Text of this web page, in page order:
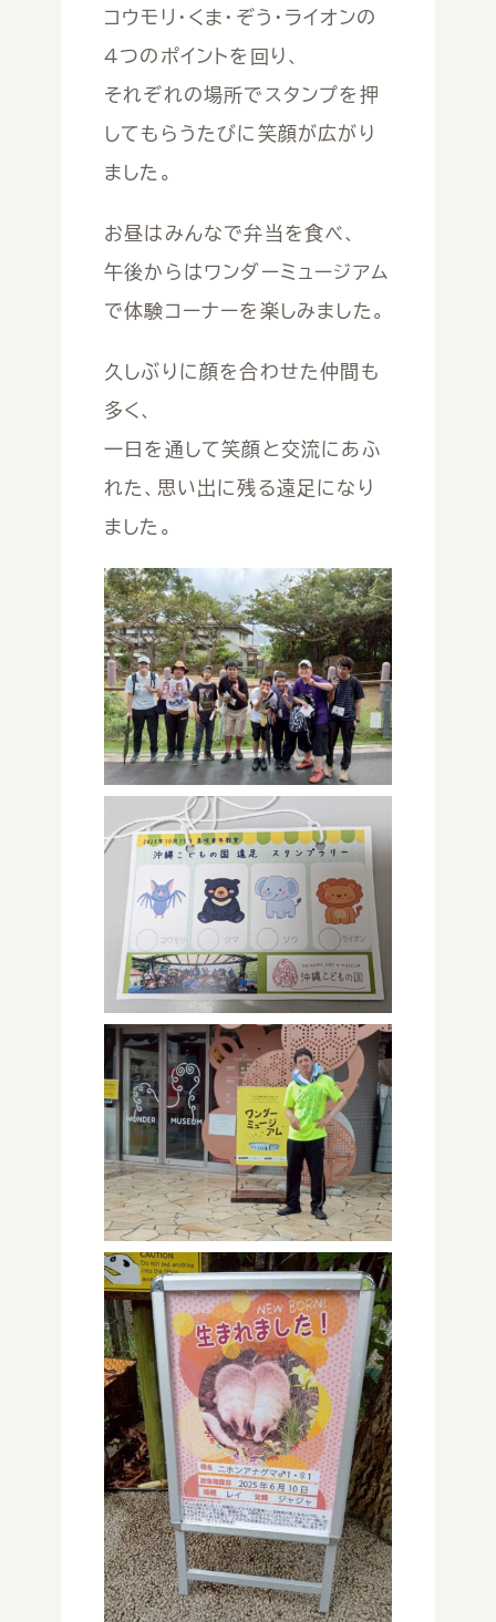
コウモリ・くま・ぞう・ライオンの
４つのポイントを回り、
それぞれの場所でスタンプを押
してもらうたびに笑顔が広がり
ました。
お昼はみんなで弁当を食べ、
午後からはワンダーミュージアム
で体験コーナーを楽しみました。
久しぶりに顔を合わせた仲間も
多く、
一日を通して笑顔と交流にあふ
れた、思い出に残る遠足になり
ました。